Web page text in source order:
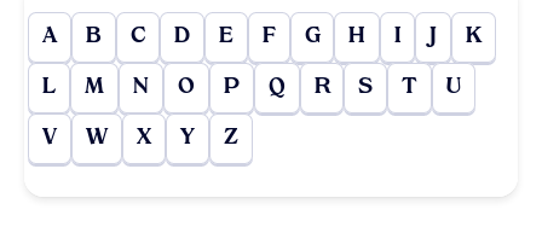
A B C D E F G H I J K
L M N O P Q R S T U
V W X Y Z